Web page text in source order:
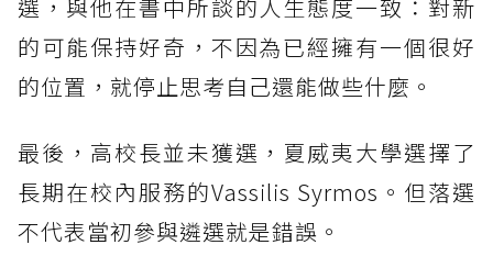
選，與他在書中所談的人生態度一致：對新
的可能保持好奇，不因為已經擁有一個很好
的位置，就停止思考自己還能做些什麼。
最後，高校長並未獲選，夏威夷大學選擇了
長期在校內服務的Vassilis Syrmos。但落選
不代表當初參與遴選就是錯誤。